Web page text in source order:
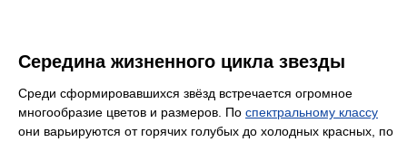
Середина жизненного цикла звезды
Среди сформировавшихся звёзд встречается огромное
многообразие цветов и размеров. По спектральному классу
они варьируются от горячих голубых до холодных красных, по